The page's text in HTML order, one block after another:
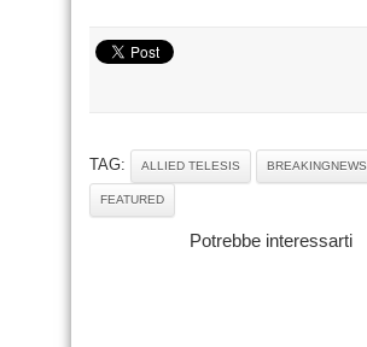
TAG: ALLIED TELESIS BREAKINGNEWS
FEATURED
Potrebbe interessarti